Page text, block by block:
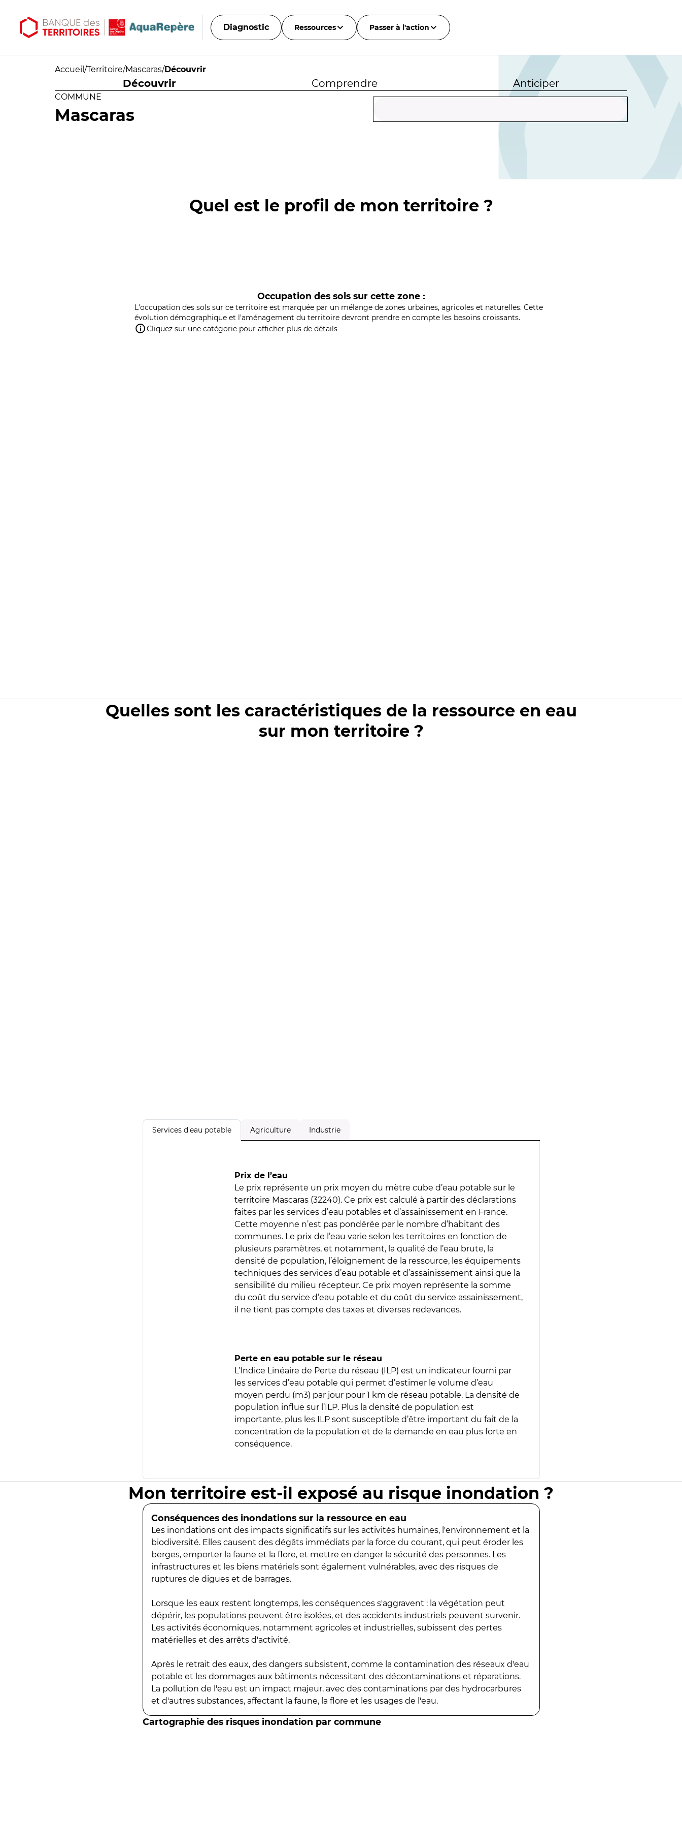
Diagnostic Ressources Passer à l'action
Accueil /Territoire/Mascaras/Découvrir
Découvrir Comprendre Anticiper
COMMUNE
Mascaras
Quel est le profil de mon territoire ?
Occupation des sols sur cette zone :
L'occupation des sols sur ce territoire est marquée par un mélange de zones urbaines, agricoles et naturelles. Cette
évolution démographique et l'aménagement du territoire devront prendre en compte les besoins croissants.
Cliquez sur une catégorie pour afficher plus de détails
Quelles sont les caractéristiques de la ressource en eau
sur mon territoire ?
Services d'eau potable Agriculture Industrie
Prix de l’eau
Le prix représente un prix moyen du mètre cube d’eau potable sur le
territoire Mascaras (32240). Ce prix est calculé à partir des déclarations
faites par les services d’eau potables et d’assainissement en France.
Cette moyenne n’est pas pondérée par le nombre d’habitant des
communes. Le prix de l’eau varie selon les territoires en fonction de
plusieurs paramètres, et notamment, la qualité de l’eau brute, la
densité de population, l’éloignement de la ressource, les équipements
techniques des services d’eau potable et d’assainissement ainsi que la
sensibilité du milieu récepteur. Ce prix moyen représente la somme
du coût du service d’eau potable et du coût du service assainissement,
il ne tient pas compte des taxes et diverses redevances.
Perte en eau potable sur le réseau
L’Indice Linéaire de Perte du réseau (ILP) est un indicateur fourni par
les services d’eau potable qui permet d’estimer le volume d’eau
moyen perdu (m3) par jour pour 1 km de réseau potable. La densité de
population influe sur l’ILP. Plus la densité de population est
importante, plus les ILP sont susceptible d’être important du fait de la
concentration de la population et de la demande en eau plus forte en
conséquence.
Mon territoire est-il exposé au risque inondation ?
Conséquences des inondations sur la ressource en eau
Les inondations ont des impacts significatifs sur les activités humaines, l'environnement et la
biodiversité. Elles causent des dégâts immédiats par la force du courant, qui peut éroder les
berges, emporter la faune et la flore, et mettre en danger la sécurité des personnes. Les
infrastructures et les biens matériels sont également vulnérables, avec des risques de
ruptures de digues et de barrages.
Lorsque les eaux restent longtemps, les conséquences s'aggravent : la végétation peut
dépérir, les populations peuvent être isolées, et des accidents industriels peuvent survenir.
Les activités économiques, notamment agricoles et industrielles, subissent des pertes
matérielles et des arrêts d'activité.
Après le retrait des eaux, des dangers subsistent, comme la contamination des réseaux d'eau
potable et les dommages aux bâtiments nécessitant des décontaminations et réparations.
La pollution de l'eau est un impact majeur, avec des contaminations par des hydrocarbures
et d'autres substances, affectant la faune, la flore et les usages de l'eau.
Cartographie des risques inondation par commune